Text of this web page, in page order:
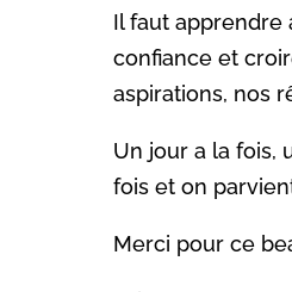
Il faut apprendre
confiance et
aspirations, nos
Un jour a la fois,
fois et on
Merci pour ce